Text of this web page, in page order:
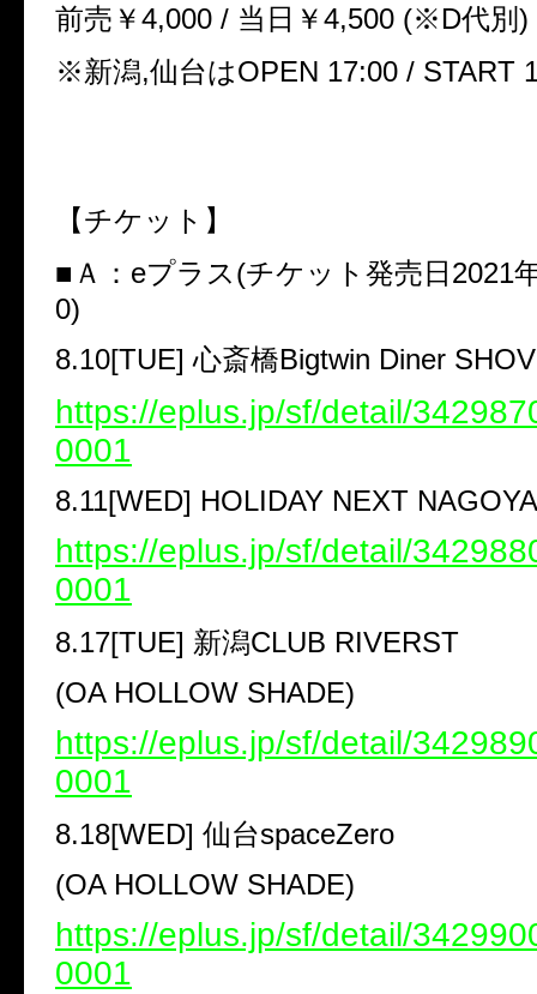
前売￥4,000 / 当日￥4,500 (※D代別 )
※新潟,仙台はOPEN 17:00 / START
【チケット】
■ Ａ： eプラス(チケット発売日 2021
0)
8.10[TUE]心斎橋Bigtwin Diner
https://eplus.jp/sf/detail/
0001
8.11[WED] HOLIDAY NEXT NAGOYA
https://eplus.jp/sf/detail/
0001
8.17[TUE] 新潟CLUB RIVERST
(OA HOLLOW SHADE)
https://eplus.jp/sf/detail/
0001
8.18[WED] 仙台spaceZero
(OA HOLLOW SHADE)
https://eplus.jp/sf/detail/
0001